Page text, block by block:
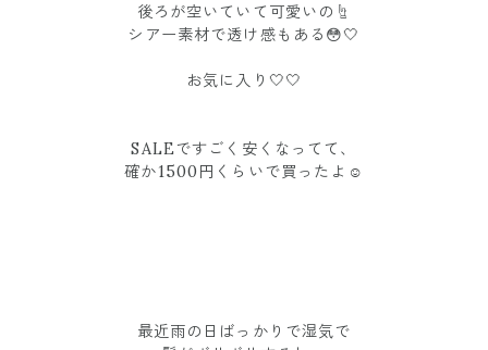
後ろが空いていて可愛いの☝️
シアー素材で透け感もある😳🤍
お気に入り🤍🤍
SALEですごく安くなってて、
確か1500円くらいで買ったよ☺️
最近雨の日ばっかりで湿気で